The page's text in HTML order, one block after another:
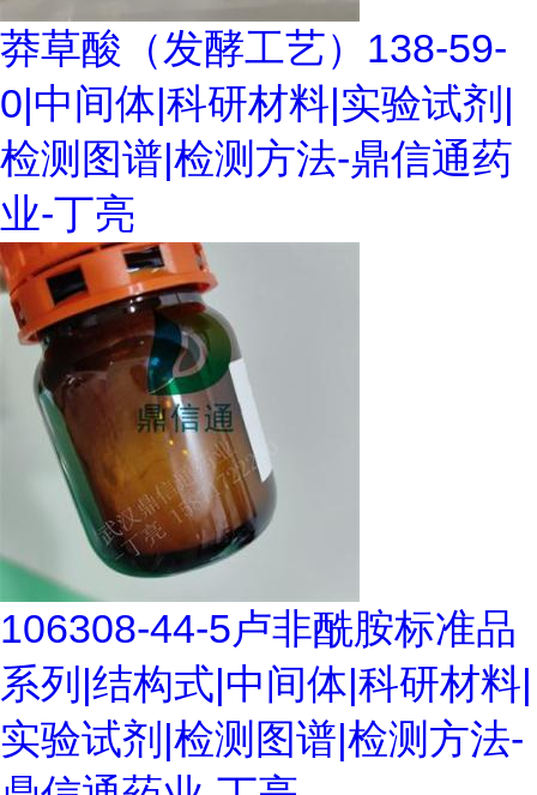
莽草酸（发酵工艺）138-59-
0|中间体|科研材料|实验试剂|
检测图谱|检测方法-鼎信通药
业-丁亮
106308-44-5卢非酰胺标准品
系列|结构式|中间体|科研材料|
实验试剂|检测图谱|检测方法-